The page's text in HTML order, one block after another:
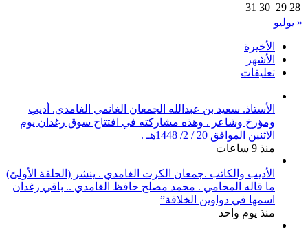
28
29
30
31
« يوليو
الأخيرة
الأشهر
تعليقات
الأستاذ. سعيد بن عبدالله الجمعان الغانمي الغامدي. أديب
ومؤرخ وشاعر . وهذه مشاركته في افتتاح سوق رغدان يوم
الاثنين الموافق 20 / 2/ 1448هـ .
منذ 9 ساعات
الأديب والكاتب .جمعان الكرت الغامدي . ينشر (الحلقة الأولىً)
ما قاله المحامي . محمد مصلح حافظ الغامدي .. باقي رغدان
اسمها في دواوين الخلافة”
منذ يوم واحد